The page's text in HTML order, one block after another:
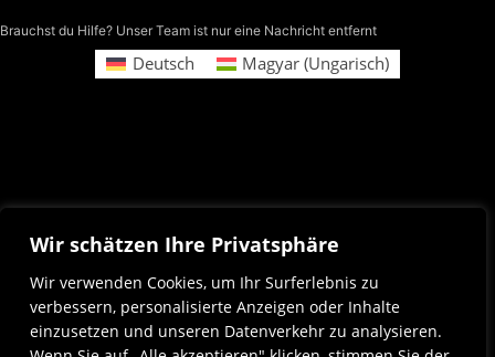
Wir schätzen Ihre Privatsphäre
Wir verwenden Cookies, um Ihr Surferlebnis zu
verbessern, personalisierte Anzeigen oder Inhalte
einzusetzen und unseren Datenverkehr zu analysieren.
Brauchst du Hilfe? Unser Team ist nur eine Nachricht entfernt
Deutsch Magyar (Ungarisch)